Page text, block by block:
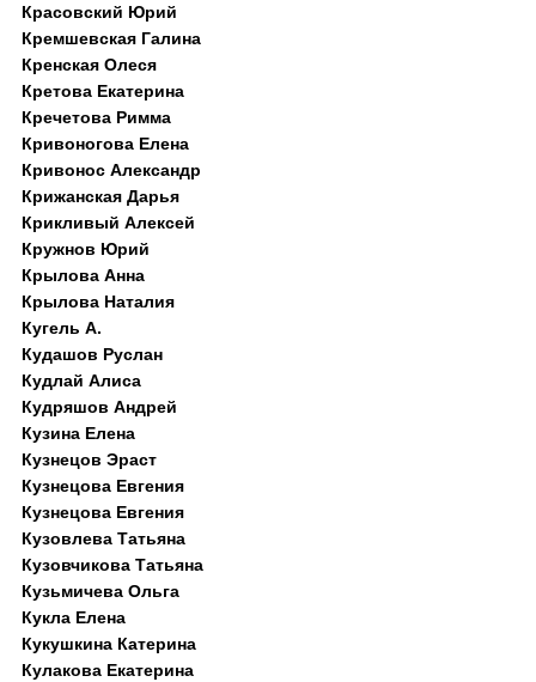
Красовский Юрий
Кремшевская Галина
Кренская Олеся
Кретова Екатерина
Кречетова Римма
Кривоногова Елена
Кривонос Александр
Крижанская Дарья
Крикливый Алексей
Кружнов Юрий
Крылова Анна
Крылова Наталия
Кугель А.
Кудашов Руслан
Кудлай Алиса
Кудряшов Андрей
Кузина Елена
Кузнецов Эраст
Кузнецова Евгения
Кузнецова Евгения
Кузовлева Татьяна
Кузовчикова Татьяна
Кузьмичева Ольга
Кукла Елена
Кукушкина Катерина
Кулакова Екатерина